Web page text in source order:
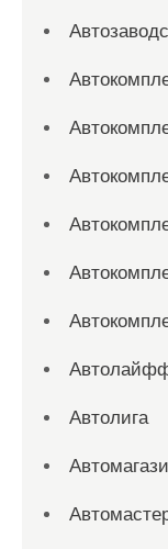
Автолига